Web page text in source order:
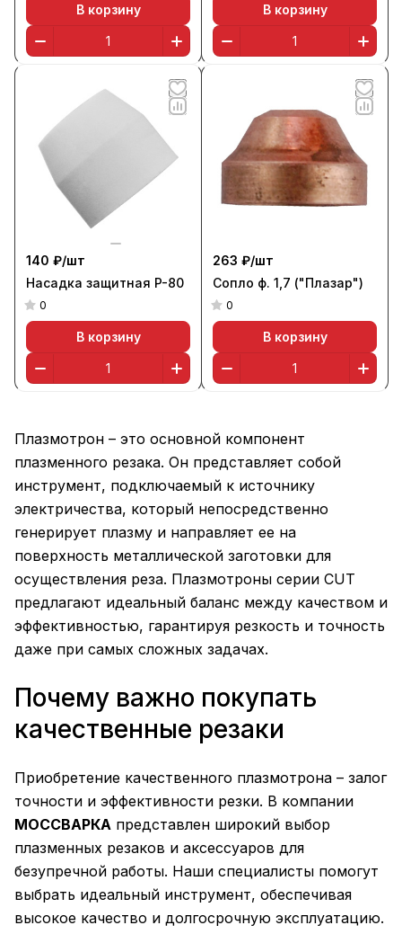
В корзину В корзину
140 ₽/шт
Насадка защитная P-80
0
В корзину
263 ₽/шт
Сопло ф. 1,7 ("Плазар")
0
В корзину
Плазмотрон – это основной компонент
плазменного резака. Он представляет собой
инструмент, подключаемый к источнику
электричества, который непосредственно
генерирует плазму и направляет ее на
поверхность металлической заготовки для
осуществления реза. Плазмотроны серии CUT
предлагают идеальный баланс между качеством и
эффективностью, гарантируя резкость и точность
даже при самых сложных задачах.
Почему важно покупать
качественные резаки
Приобретение качественного плазмотрона – залог
точности и эффективности резки. В компании
МОССВАРКА представлен широкий выбор
плазменных резаков и аксессуаров для
безупречной работы. Наши специалисты помогут
выбрать идеальный инструмент, обеспечивая
высокое качество и долгосрочную эксплуатацию.